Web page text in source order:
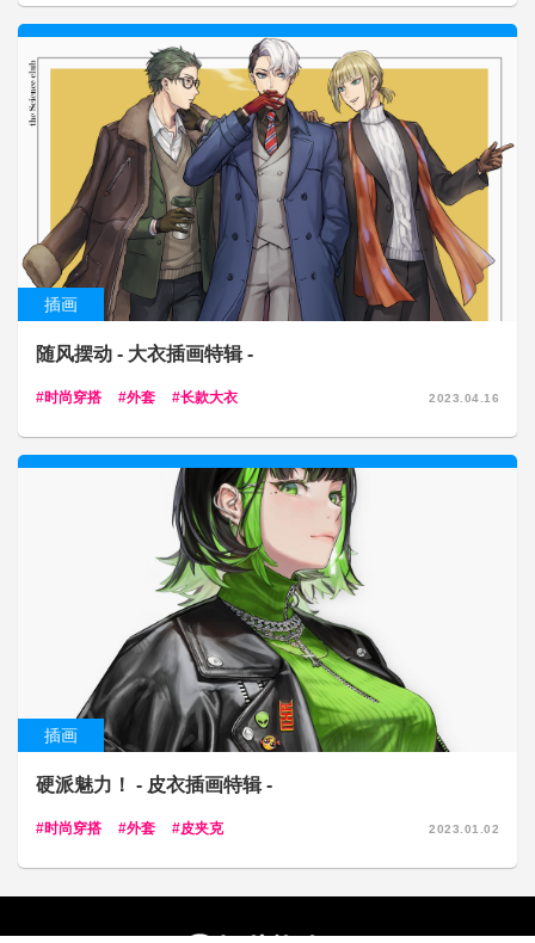
插画
随风摆动 - 大衣插画特辑 -
时尚穿搭 外套 长款大衣 2023.04.16
插画
硬派魅力！ - 皮衣插画特辑 -
时尚穿搭 外套 皮夹克 2023.01.02